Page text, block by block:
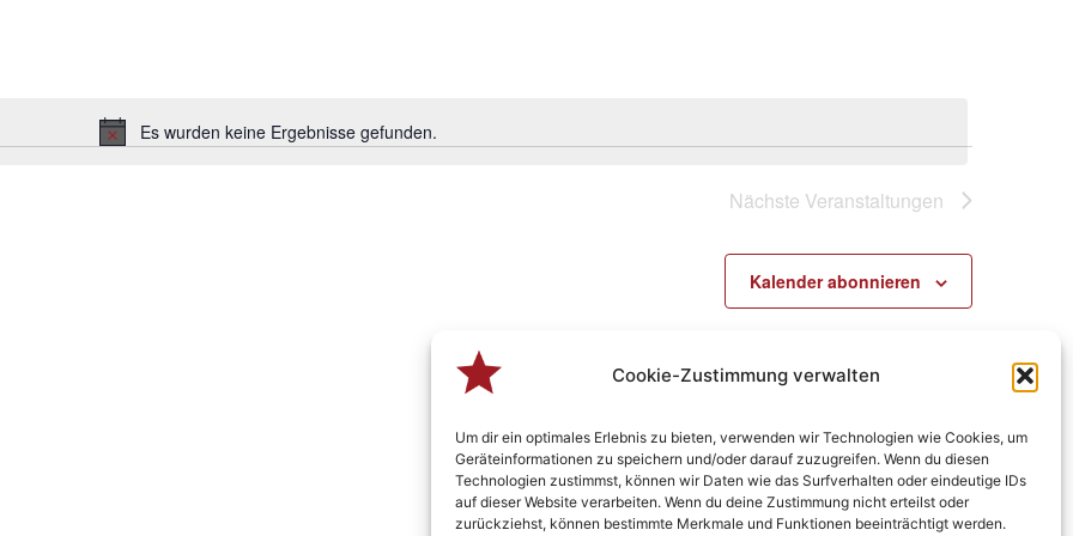
Cookie-Zustimmung verwalten
Um dir ein optimales Erlebnis zu bieten, verwenden wir Technologien wie Cookies, um
Geräteinformationen zu speichern und/oder darauf zuzugreifen. Wenn du diesen
Technologien zustimmst, können wir Daten wie das Surfverhalten oder eindeutige IDs
auf dieser Website verarbeiten. Wenn du deine Zustimmung nicht erteilst oder
zurückziehst, können bestimmte Merkmale und Funktionen beeinträchtigt werden.
Hinweis
Es wurden keine Ergebnisse gefunden.
Nächste Veranstaltungen
Kalender abonnieren